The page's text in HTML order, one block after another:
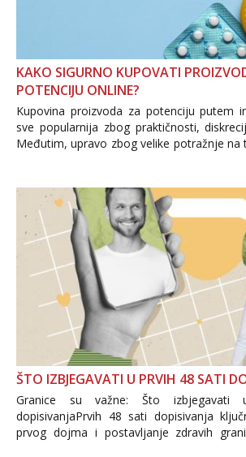
KAKO SIGURNO KUPOVATI
POTENCIJU ONLINE?
Kupovina proizvoda za potenciju putem
sve popularnija zbog praktičnosti,
Međutim, upravo zbog velike potražnje na
i brojni krivotvoreni proizvodi,
ŠTO IZBJEGAVATI U PRVIH 48 SATI
Granice su važne: Što
dopisivanjaPrvih 48 sati dopisivanja
prvog dojma i postavljanje zdravih
Važno je izbjeći prebrzo otkrivanje